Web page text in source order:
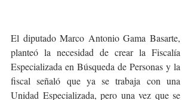
El diputado Marco Antonio Gama Basarte,
planteó la necesidad de crear la Fiscalía
Especializada en Búsqueda de Personas y la
fiscal señaló que ya se trabaja con una
Unidad Especializada, pero una vez que se